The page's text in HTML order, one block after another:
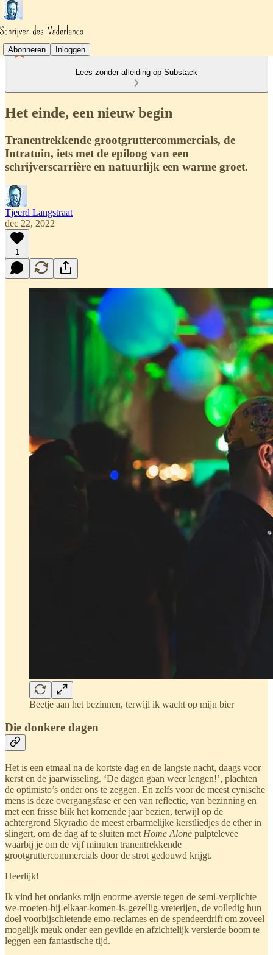
Abonneren Inloggen
Lees zonder afleiding op Substack
Het einde, een nieuw begin
Tranentrekkende grootgruttercommercials, de
Intratuin, iets met de epiloog van een
schrijverscarrière en natuurlijk een warme groet.
Tjeerd Langstraat
dec 22, 2022
1
Beetje aan het bezinnen, terwijl ik wacht op mijn bier
Die donkere dagen
Het is een etmaal na de kortste dag en de langste nacht, daags voor
kerst en de jaarwisseling. ‘De dagen gaan weer lengen!’, plachten
de optimisto’s onder ons te zeggen. En zelfs voor de meest cynische
mens is deze overgangsfase er een van reflectie, van bezinning en
met een frisse blik het komende jaar bezien, terwijl op de
achtergrond Skyradio de meest erbarmelijke kerstliedjes de ether in
slingert, om de dag af te sluiten met Home Alone pulptelevee
waarbij je om de vijf minuten tranentrekkende
grootgruttercommercials door de strot gedouwd krijgt.
Heerlijk!
Ik vind het ondanks mijn enorme aversie tegen de semi-verplichte
we-moeten-bij-elkaar-komen-is-gezellig-vreterijen, de volledig hun
doel voorbijschietende emo-reclames en de spendeerdrift om zoveel
mogelijk meuk onder een gevilde en afzichtelijk versierde boom te
leggen een fantastische tijd.